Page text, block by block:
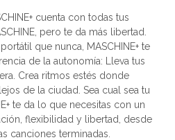
cuenta con todas tus
pero te da más libertad.
que nunca, MASCHINE+ te
de la autonomía: Lleva tus
Crea ritmos estés donde
de la ciudad. Sea cual sea tu
te da lo que necesitas con un
flexibilidad y libertad, desde
canciones terminadas.